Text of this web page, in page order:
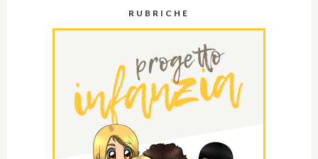
RUBRICHE